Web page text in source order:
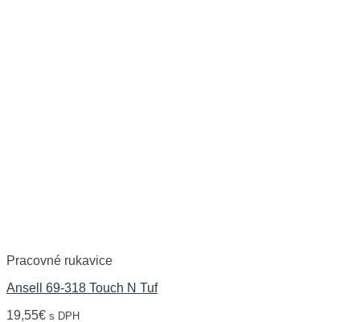
Pracovné rukavice
Ansell 69-318 Touch N Tuf
19,55€ s DPH